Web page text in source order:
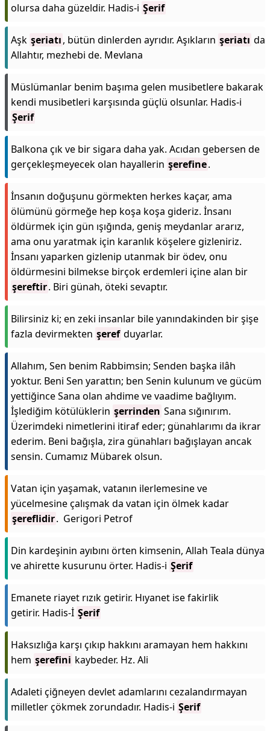
olursa daha güzeldir. Hadis-i Şerif
Aşk şeriatı, bütün dinlerden ayrıdır. Aşıkların şeriatı da
Allahtır, mezhebi de. Mevlana
Müslümanlar benim başıma gelen musibetlere bakarak
kendi musibetleri karşısında güçlü olsunlar. Hadis-i
Şerif
Balkona çık ve bir sigara daha yak. Acıdan gebersen de
gerçekleşmeyecek olan hayallerin şerefine.
İnsanın doğuşunu görmekten herkes kaçar, ama
ölümünü görmeğe hep koşa koşa gideriz. İnsanı
öldürmek için gün ışığında, geniş meydanlar ararız,
ama onu yaratmak için karanlık köşelere gizleniriz.
İnsanı yaparken gizlenip utanmak bir ödev, onu
öldürmesini bilmekse birçok erdemleri içine alan bir
şereftir. Biri günah, öteki sevaptır.
Bilirsiniz ki; en zeki insanlar bile yanındakinden bir şişe
fazla devirmekten şeref duyarlar.
Allahım, Sen benim Rabbimsin; Senden başka ilâh
yoktur. Beni Sen yarattın; ben Senin kulunum ve gücüm
yettiğince Sana olan ahdime ve vaadime bağlıyım.
İşlediğim kötülüklerin şerrinden Sana sığınırım.
Üzerimdeki nimetlerini itiraf eder; günahlarımı da ikrar
ederim. Beni bağışla, zira günahları bağışlayan ancak
sensin. Cumamız Mübarek olsun.
Vatan için yaşamak, vatanın ilerlemesine ve
yücelmesine çalışmak da vatan için ölmek kadar
şereflidir. Gerigori Petrof
Din kardeşinin ayıbını örten kimsenin, Allah Teala dünya
ve ahirette kusurunu örter. Hadis-i Şerif
Emanete riayet rızık getirir. Hıyanet ise fakirlik
getirir. Hadis-İ Şerif
Haksızlığa karşı çıkıp hakkını aramayan hem hakkını
hem şerefini kaybeder. Hz. Ali
Adaleti çiğneyen devlet adamlarını cezalandırmayan
milletler çökmek zorundadır. Hadis-i Şerif